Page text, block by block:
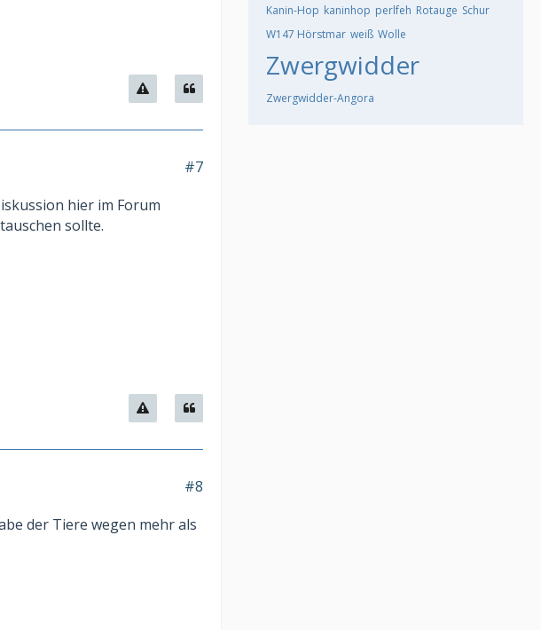
#7
hier im Forum
sollte.
#8
der Tiere wegen mehr als
Kanin-Hop kaninhop perlfeh Rotauge Schur
W147 Hörstmar weiß Wolle
Zwergwidder
Zwergwidder-Angora